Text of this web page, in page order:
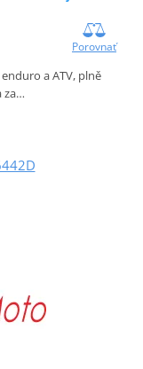
Porovnať
a ATV, plně
za…